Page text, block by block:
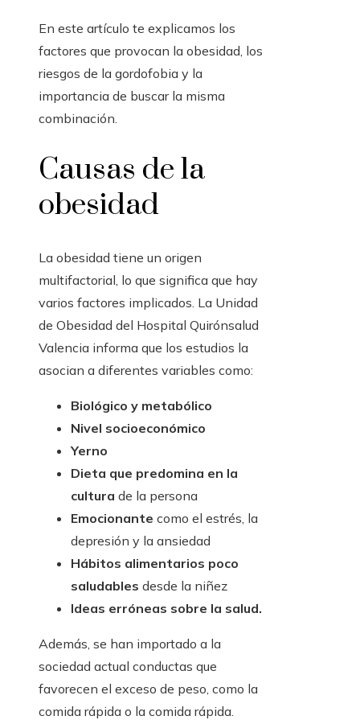
En este artículo te explicamos los
factores que provocan la obesidad, los
riesgos de la gordofobia y la
importancia de buscar la misma
combinación.
Causas de la
obesidad
La obesidad tiene un origen
multifactorial, lo que significa que hay
varios factores implicados. La Unidad
de Obesidad del Hospital Quirónsalud
Valencia informa que los estudios la
asocian a diferentes variables como:
Biológico y metabólico
Nivel socioeconómico
Yerno
Dieta que predomina en la
cultura de la persona
Emocionante como el estrés, la
depresión y la ansiedad
Hábitos alimentarios poco
saludables desde la niñez
Ideas erróneas sobre la salud.
Además, se han importado a la
sociedad actual conductas que
favorecen el exceso de peso, como la
comida rápida o la comida rápida.